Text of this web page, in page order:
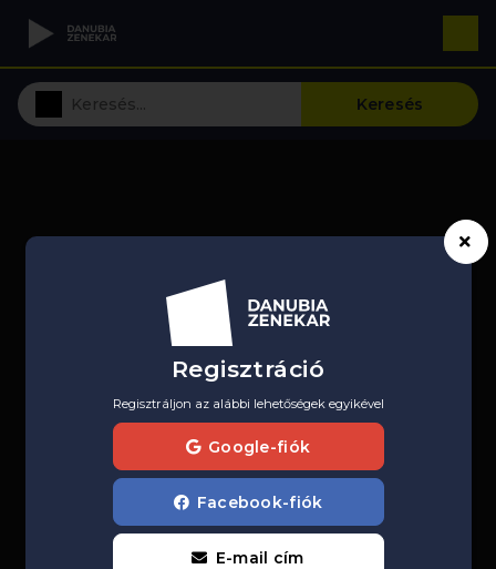
Keresés
Regisztráció
Regisztráljon az alábbi lehetőségek egyikével
Google-fiók
Facebook-fiók
E-mail cím